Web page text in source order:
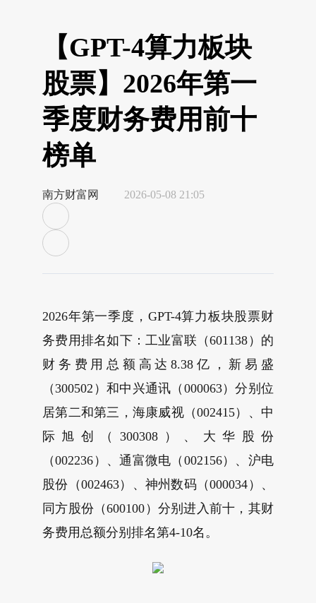
【GPT-4算力板块
股票】2026年第一
季度财务费用前十
榜单
南方财富网 2026-05-08 21:05
2026年第一季度，GPT-4算力板块股票财
务费用排名如下：工业富联（601138）的
财务费用总额高达8.38亿，新易盛
（300502）和中兴通讯（000063）分别位
居第二和第三，海康威视（002415）、中
际旭创（300308）、大华股份
（002236）、通富微电（002156）、沪电
股份（002463）、神州数码（000034）、
同方股份（600100）分别进入前十，其财
务费用总额分别排名第4-10名。